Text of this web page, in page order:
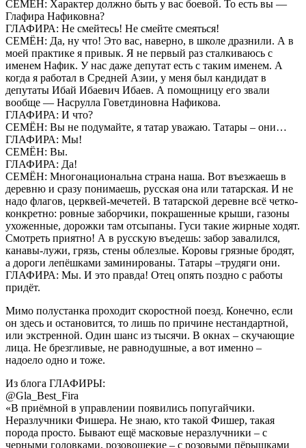
СЕМЁН: Характер должно быть у вас боевой. То есть вы —
Глафира Нафиковна?
ГЛАФИРА: Не смейтесь! Не смейте смеяться!
СЕМЁН: Да, ну что! Это вас, наверно, в школе дразнили. А в
моей практике я привык. Я не первый раз сталкиваюсь с
именем Нафик. У нас даже депутат есть с таким именем. А
когда я работал в Средней Азии, у меня был кандидат в
депутаты Ибай Ибаевич Ибаев. А помощницу его звали
вообще — Насрулла Говетдиновна Нафикова.
ГЛАФИРА: И что?
СЕМЁН: Вы не подумайте, я татар уважаю. Татары – они…
ГЛАФИРА: Мы!
СЕМЁН: Вы.
ГЛАФИРА: Да!
СЕМЁН: Многонациональна страна наша. Вот въезжаешь в
деревню и сразу понимаешь, русская она или татарская. И не
надо флагов, церквей-мечетей. В татарской деревне всё четко-
конкретно: ровные заборчики, покрашенные крыши, газоны
ухоженные, дорожки там отсыпаны. Гуси такие жирные ходят.
Смотреть приятно! А в русскую въедешь: забор завалился,
канавы-лужи, грязь, стены облезлые. Коровы грязные бродят,
а дороги лепёшками заминированы. Татары –трудяги они.
ГЛАФИРА: Мы. И это правда! Отец опять поздно с работы
придёт.
Мимо полустанка проходит скоростной поезд. Конечно, если
он здесь и остановится, то лишь по причине нестандартной,
или экстренной. Один шанс из тысячи. В окнах – скучающие
лица. Не брезгливые, не равнодушные, а вот именно –
надоело одно и тоже.
Из блога ГЛАФИРЫ:
@Gla_Best_Fira
«В приёмной в управлении появились попугайчики.
Неразлучники Фишера. Не знаю, кто такой Фишер, такая
порода просто. Бывают ещё масковые неразлучники – с
черными головками, розовощекие – с розовыми пёрышками